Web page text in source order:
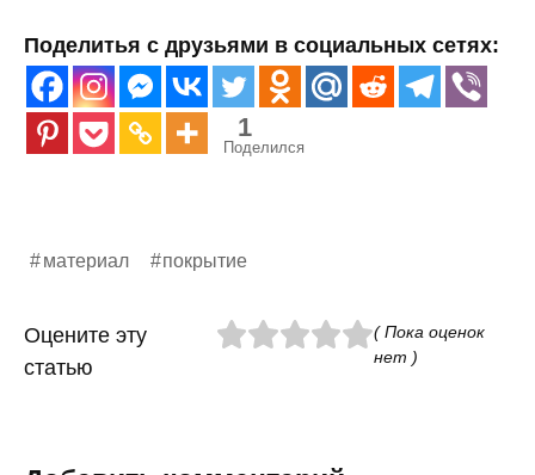
Поделитья с друзьями в социальных сетях:
1
Поделился
материал покрытие
Оцените эту
статью
( Пока оценок
нет )